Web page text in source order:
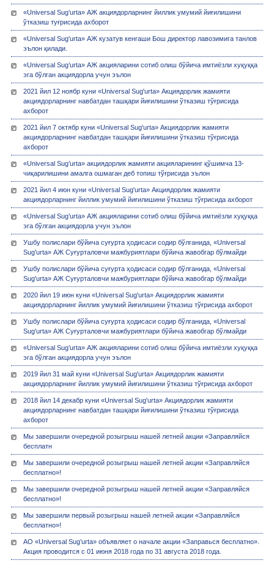
«Universal Sug’urta» АЖ акциядорларнинг йиллик умумий йиғилишини
ўтказиш туғрисида ахборот
«Universal Sug'urta» АЖ кузатув кенгаши Бош директор лавозимига танлов
эълон қилади.
«Universal Sug’urta» АЖ акцияларини сотиб олиш бўйича имтиёзли хуқуққа
эга бўлган акциядорла учун эълон
2021 йил 12 ноябр куни «Universal Sug'urta» Акциядорлик жамияти
акциядорларнинг навбатдан ташқари йиғилишини ўтказиш тўғрисида
ахборот
2021 йил 7 октябр куни «Universal Sug'urta» Акциядорлик жамияти
акциядорларнинг навбатдан ташқари йиғилишини ўтказиш тўғрисида
ахборот
«Universal Sug’urta» акциядорлик жамияти акцияларининг қўшимча 13-
чиқарилишини амалга ошмаган деб топиш тўғрисида эълон
2021 йил 4 июн куни «Universal Sug'urta» Акциядорлик жамияти
акциядорларнинг йиллик умумий йиғилишини ўтказиш тўғрисида ахборот
«Universal Sug’urta» АЖ акцияларини сотиб олиш бўйича имтиёзли хуқуққа
эга бўлган акциядорла учун эълон
Ушбу полислари бўйича суғурта ҳодисаси содир бўлганида, «Universal
Sug'urta» АЖ Суғурталовчи мажбуриятлари бўйича жавобгар бўлмайди
Ушбу полислари бўйича суғурта ҳодисаси содир бўлганида, «Universal
Sug'urta» АЖ Суғурталовчи мажбуриятлари бўйича жавобгар бўлмайди
2020 йил 19 июн куни «Universal Sug'urta» Акциядорлик жамияти
акциядорларнинг йиллик умумий йиғилишини ўтказиш тўғрисида ахборот
Ушбу полислари бўйича суғурта ҳодисаси содир бўлганида, «Universal
Sug'urta» АЖ Суғурталовчи мажбуриятлари бўйича жавобгар бўлмайди
«Universal Sug’urta» АЖ акцияларини сотиб олиш бўйича имтиёзли хуқуққа
эга бўлган акциядорла учун эълон
2019 йил 31 май куни «Universal Sug'urta» Акциядорлик жамияти
акциядорларнинг йиллик умумий йиғилишини ўтказиш тўғрисида ахборот
2018 йил 14 декабр куни «Universal Sug'urta» Акциядорлик жамияти
акциядорларнинг навбатдан ташқари йиғилишини ўтказиш тўғрисида
ахборот
Мы завершили очередной розыгрыш нашей летней акции «Заправляйся
бесплатн
Мы завершили очередной розыгрыш нашей летней акции «Заправляйся
бесплатно»!
Мы завершили очередной розыгрыш нашей летней акции «Заправляйся
бесплатно»!
Мы завершили первый розыгрыш нашей летней акции «Заправляйся
бесплатно»!
АО «Universal Sug’urta» объявляет о начале акции «Заправься бесплатно».
Акция проводится с 01 июня 2018 года по 31 августа 2018 года.